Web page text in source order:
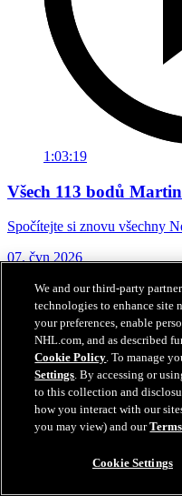
1:03:19
Všech 113 bodů
Spočítejte si znovu všechny
07. čvn 2026
We and our third-party
technologies to enhance site
your preferences, enable
NHL.com, and as described
Cookie Policy. To manage
Settings. By accessing or
to this collection and
how you interact with our
you may view) and our
Cookie Settings